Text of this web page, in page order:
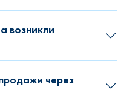
возникли
через